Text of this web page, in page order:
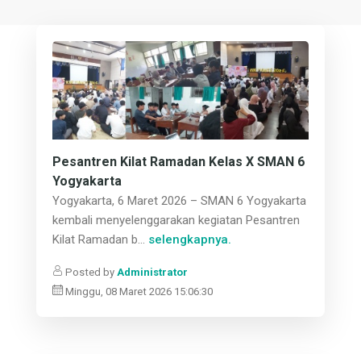
Pesantren Kilat Ramadan Kelas X SMAN 6
Yogyakarta
Yogyakarta, 6 Maret 2026 – SMAN 6 Yogyakarta
kembali menyelenggarakan kegiatan Pesantren
Kilat Ramadan b... selengkapnya.
Posted by Administrator
Minggu, 08 Maret 2026 15:06:30